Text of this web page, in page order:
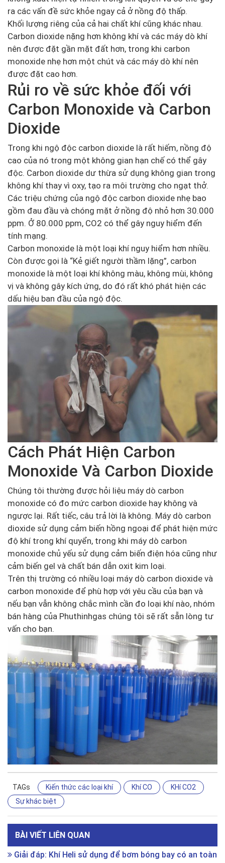
ra các vấn đề sức khỏe ngay cả ở nồng độ thấp.
Khối lượng riêng của cả hai chất khí cũng khác nhau.
Carbon dioxide nặng hơn không khí và các máy dò khí
nên được đặt gần mặt đất hơn, trong khi carbon
monoxide nhẹ hơn một chút và các máy dò khí nên
được đặt cao hơn.
Rủi ro về sức khỏe đối với
Carbon Monoxide và Carbon
Dioxide
Trong khi ngộ độc carbon dioxide là rất hiếm, nồng độ
cao của nó trong một không gian hạn chế có thể gây
độc. Carbon dioxide dư thừa sử dụng không gian trong
không khí thay vì oxy, tạo ra môi trường cho ngạt thở.
Các triệu chứng của ngộ độc carbon dioxide nhẹ bao
gồm đau đầu và chóng mặt ở nồng độ nhỏ hơn 30.000
ppm. Ở 80.000 ppm, CO2 có thể gây nguy hiểm đến
tính mạng.
Carbon monoxide là một loại khí nguy hiểm hơn nhiều.
Còn được gọi là “Kẻ giết người thầm lặng”, carbon
monoxide là một loại khí không màu, không mùi, không
vị và không gây kích ứng, do đó rất khó phát hiện các
dấu hiệu ban đầu của ngộ độc.
Cách Phát Hiện Carbon
Monoxide Và Carbon Dioxide
Chúng tôi thường được hỏi liệu máy dò carbon
monoxide có đo mức carbon dioxide hay không và
ngược lại. Rất tiếc, câu trả lời là không. Máy dò carbon
dioxide sử dụng cảm biến hồng ngoại để phát hiện mức
độ khí trong khí quyển, trong khi máy dò carbon
monoxide chủ yếu sử dụng cảm biến điện hóa cũng như
cảm biến gel và chất bán dẫn oxit kim loại.
Trên thị trường có nhiều loại máy dò carbon dioxide và
carbon monoxide để phù hợp với yêu cầu của bạn và
nếu bạn vẫn không chắc mình cần đo loại khí nào, nhóm
bán hàng của Phuthinhgas chúng tôi sẽ rất sẵn lòng tư
vấn cho bạn.
TAGs Kiến thức các loại khí Khí CO
KHí CO2
Sự khác biệt
BÀI VIẾT LIÊN QUAN
Giải đáp: Khí Heli sử dụng để bơm bóng bay có an toàn